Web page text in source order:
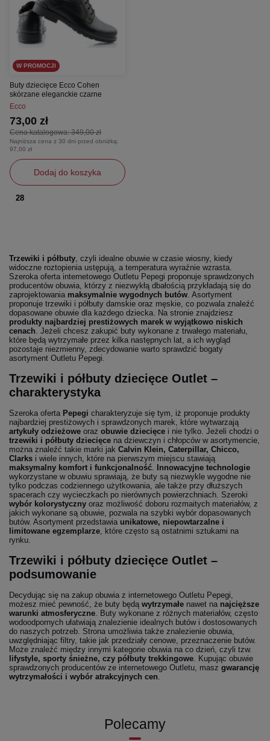
W PROMOCJI
Buty dziecięce Ecco Cohen
skórzane eleganckie czarne
Ecco
Cena katalogowa:349,00 zł
73,00 zł
Najniższa cena z 30 dni przed obniżką:
97,00 zł
Dodaj do koszyka
28
Trzewiki i półbuty , czyli idealne obuwie w czasie wiosny, kiedy
widoczne roztopienia ustępują, a temperatura wyraźnie wzrasta.
Szeroka oferta internetowego Outletu Pepegi proponuje sprawdzonych
producentów obuwia, którzy z niezwykłą dbałością przykładają się do
zaprojektowania maksymalnie wygodnych butów . Asortyment
proponuje trzewiki i półbuty damskie oraz męskie, co pozwala znaleźć
dopasowane obuwie dla każdego dziecka. Na stronie znajdziesz
produkty najbardziej prestiżowych marek w wyjątkowo niskich
cenach . Jeżeli chcesz zakupić buty wykonane z trwałego materiału,
które będą wytrzymałe przez kilka następnych lat, a ich wygląd
pozostaje niezmienny, zdecydowanie warto sprawdzić bogaty
asortyment Outletu Pepegi.
Trzewiki i półbuty dziecięce Outlet –
charakterystyka
Szeroka oferta Pepegi charakteryzuje się tym, iż proponuje produkty
najbardziej prestiżowych i sprawdzonych marek, które wytwarzają
artykuły odzieżowe oraz obuwie dziecięce i nie tylko. Jeżeli chodzi o
trzewiki i półbuty dziecięce na dziewczyn i chłopców w asortymencie,
można znaleźć takie marki jak Calvin Klein, Caterpillar, Chicco,
Clarks i wiele innych, które na pierwszym miejscu stawiają
maksymalny komfort i funkcjonalność
Innowacyjne technologie
wykorzystane w obuwiu sprawiają, że buty są niezwykle wygodne nie
tylko podczas codziennego użytkowania, ale także przy dłuższych
spacerach czy wycieczkach po nierównych powierzchniach. Szeroki
wybór kolorystyczny oraz możliwość doboru rozmaitych materiałów, z
jakich wykonane są obuwie, pozwala na szybki wybór dopasowanych
butów. Asortyment przedstawia unikatowe, niepowtarzalne i
limitowane egzemplarze , które często są ostatnimi sztukami na
rynku.
Trzewiki i półbuty dziecięce Outlet –
podsumowanie
Decydując się na zakup obuwia z internetowego Outletu Pepegi,
możesz mieć pewność, że buty będą wytrzymałe nawet na najcięższe
warunki atmosferyczne . Buty wykonane z różnych materiałów, często
wodoodpornych ułatwiają znalezienie idealnych butów i dostosowanych
do naszych potrzeb. Strona umożliwia także znalezienie obuwia,
uwzględniając filtry, takie jak przedziały cenowe, przeznaczenie butów.
Może znaleźć między innymi kategorie obuwia na co dzień, czyli tzw.
lifystyle, sporty śnieżne, czy półbuty trekkingowe . Kupując obuwie
sprawdzonych producentów ze internetowego Outletu, masz gwarancję
wytrzymałości i wybór atrakcyjnych cen
Polecamy